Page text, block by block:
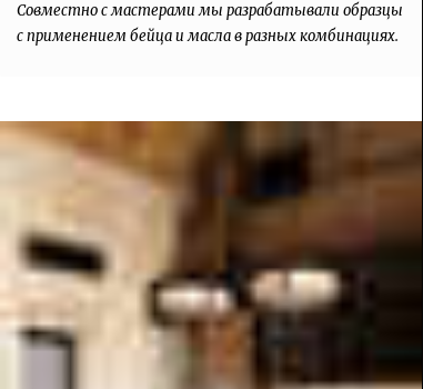
Совместно с мастерами мы разрабатывали образцы
с применением бейца и масла в разных комбинациях.